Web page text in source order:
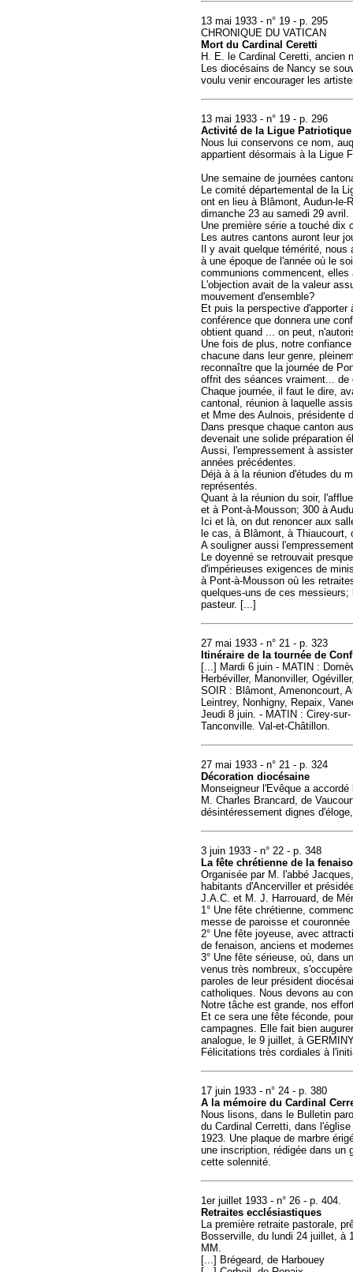
13 mai 1933 - n° 19 - p. 295
CHRONIQUE DU VATICAN
Mort du Cardinal Ceretti
H. E. le Cardinal Ceretti, ancien
Les diocésains de Nancy se
voulu venir encourager les
13 mai 1933 - n° 19 - p. 296
Activité de la Ligue
Nous lui conservons ce nom,
appartient désormais à la Ligue
Une semaine de journées
Le comité départemental de la
ont en lieu à Blâmont, Audun-le-
dimanche 23 au samedi 29 avril.
Une première série a touché dix
Les autres cantons auront leur
Il y avait quelque témérité,
à une époque de l'année où le
communions commencent,
L'objection avait de la valeur
mouvement d'ensemble?
Et puis la perspective
conférence que donnera une
obtient quand ... on peut,
Une fois de plus, notre
chacune dans leur genre,
reconnaître que la journée de
offrit des séances vraiment... de
Chaque journée, il faut le dire,
cantonal, réunion à laquelle
et Mme des Aulnois, présidente
Dans presque chaque canton
devenait une solide préparation
Aussi, l'empressement à
années précédentes.
Déjà à à la réunion d'études du
représentés.
Quant à la réunion du soir,
et à Pont-à-Mousson; 300 à
Ici et là, on dut renoncer aux
le cas, à Blâmont, à
A souligner aussi
Le doyenné se retrouvait
d'impérieuses exigences de
à Pont-à-Mousson où les
quelques-uns de ces
pasteur. [...]
27 mai 1933 - n° 21 - p. 323
Itinéraire de la tournée de
[...] Mardi 6 juin - MATIN :
Herbéviller, Manonviller,
SOIR : Blâmont, Amenoncourt,
Leintrey, Nonhigny, Repaix,
Jeudi 8 juin. - MATIN : Cirey-
Tanconville. Val-et-Châtillon.
27 mai 1933 - n° 21 - p. 324
Décoration diocésaine
Monseigneur l'Evêque a
M. Charles Brancard, de
désintéressement dignes
3 juin 1933 - n° 22 - p. 348
La fête chrétienne de la
Organisée par M. l'abbé
habitants d'Ancerviller et
J.A.C. et M. J. Harrouard, de
1° Une fête chrétienne,
messe de paroisse et
2° Une fête joyeuse, avec
de fenaison, anciens et
3° Une fête sérieuse, où, dans
venus très nombreux,
paroles de leur président
catholiques. Nous devons au
Notre tâche est grande, nos
Et ce sera une fête féconde,
campagnes. Elle fait bien
analogue, le 9 juillet, à
Félicitations très cordiales à
17 juin 1933 - n° 24 - p. 380
A la mémoire du Cardinal
Nous lisons, dans le Bulletin
du Cardinal Cerretti, dans
1923. Une plaque de marbre
une inscription, rédigée dans un
cette solennité.
1er juillet 1933 - n° 26 - p. 404.
Retraites ecclésiastiques
La première retraite pastorale,
Bosserville, du lundi 24 juillet, à
MM.
[...] Brégeard, de Harbouey